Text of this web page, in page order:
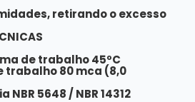
retirando o excesso
de trabalho 45ºC
trabalho 80 mca (8,0
5648 / NBR 14312